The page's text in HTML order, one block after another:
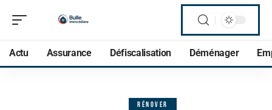
Actu Assurance Défiscalisation Déménager
RÉNOVER